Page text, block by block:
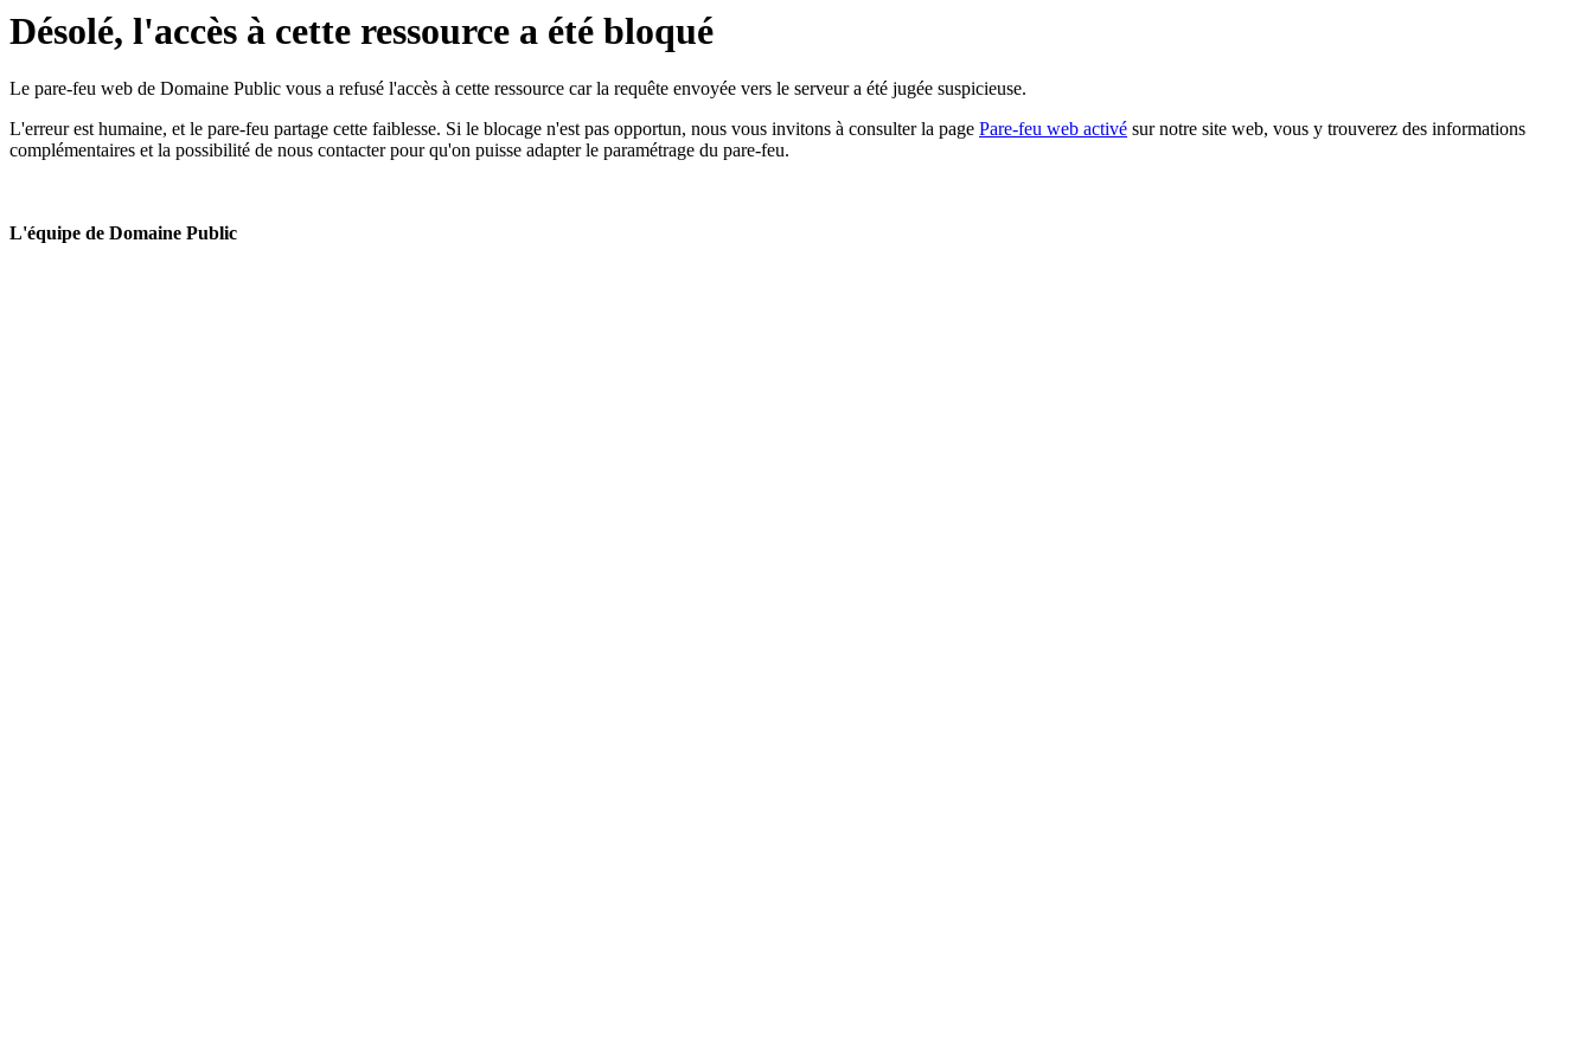
Désolé, l'accès à cette ressource a été bloqué
Le pare-feu web de Domaine Public vous a refusé l'accès à cette ressource car la requête envoyée vers le serveur a été jugée suspicieuse.
L'erreur est humaine, et le pare-feu partage cette faiblesse. Si le blocage n'est pas opportun, nous vous invitons à consulter la page Pare-feu web activé sur notre site web, vous y trouverez des informations
complémentaires et la possibilité de nous contacter pour qu'on puisse adapter le paramétrage du pare-feu.
L'équipe de Domaine Public